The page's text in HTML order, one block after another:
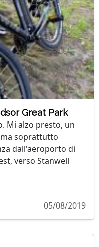
Great Park
Mi alzo presto, un
soprattutto
dall'aeroporto di
verso Stanwell
05/08/2019